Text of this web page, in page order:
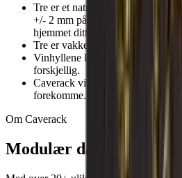
Tre er et naturprodukt og kan
+/- 2 mm på grunn av ulike
hjemmet ditt.
Tre er vakkert, men materialet
Vinhyllene kan variere i farge
forskjellig.
Caverack vinhyller produseres
forekomme.
Om Caverack
Modulær dansk design